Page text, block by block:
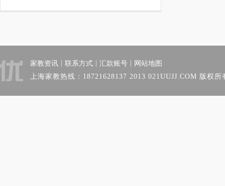
家教资讯 联系方式 汇款账号
网站地图
上海家教热线：18721628137 2013 021UUJJ.COM 版权